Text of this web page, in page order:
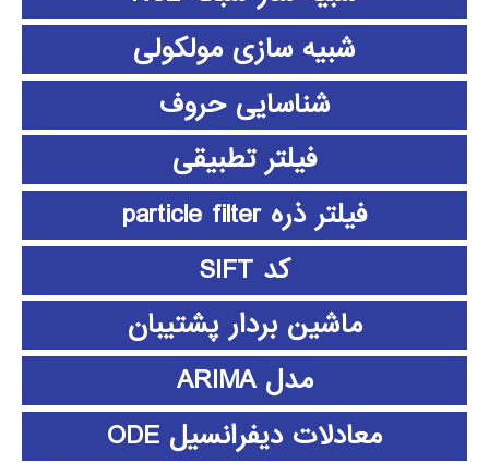
شبیه سازی مولکولی
شناسایی حروف
فیلتر تطبیقی
فیلتر ذره particle filter
کد SIFT
ماشین بردار پشتیبان
مدل ARIMA
معادلات دیفرانسیل ODE